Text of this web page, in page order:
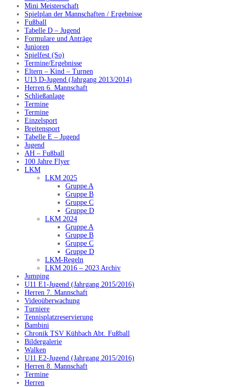
Mini Meisterschaft
Spielplan der Mannschaften / Ergebnisse
Fußball
Tabelle D – Jugend
Formulare und Anträge
Junioren
Spielfest (So)
Termine/Ergebnisse
Eltern – Kind – Turnen
U13 D-Jugend (Jahrgang 2013/2014)
Herren 6. Mannschaft
Schließanlage
Termine
Termine
Einzelsport
Breitensport
Tabelle E – Jugend
Jugend
AH – Fußball
100 Jahre Flyer
LKM
LKM 2025
Gruppe A
Gruppe B
Gruppe C
Gruppe D
LKM 2024
Gruppe A
Gruppe B
Gruppe C
Gruppe D
LKM-Regeln
LKM 2016 – 2023 Archiv
Jumping
U11 E1-Jugend (Jahrgang 2015/2016)
Herren 7. Mannschaft
Videoüberwachung
Turniere
Tennisplatzreservierung
Bambini
Chronik TSV Kühbach Abt. Fußball
Bildergalerie
Walken
U11 E2-Jugend (Jahrgang 2015/2016)
Herren 8. Mannschaft
Termine
Herren